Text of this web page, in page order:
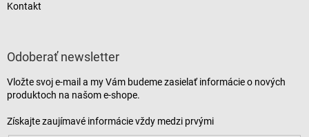
Kontakt
Odoberať newsletter
Vložte svoj e-mail a my Vám budeme zasielať informácie o nových
produktoch na našom e-shope.